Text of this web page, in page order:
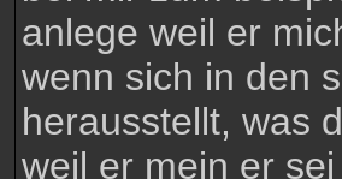
anlege weil er
wenn sich in den
herausstellt, was
weil er mein er